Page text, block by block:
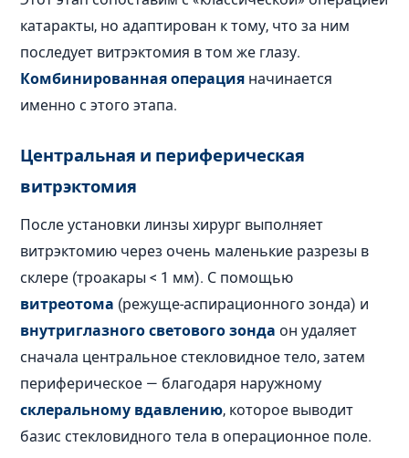
катаракты, но адаптирован к тому, что за ним
последует витрэктомия в том же глазу.
Комбинированная операция начинается
именно с этого этапа.
Центральная и периферическая
витрэктомия
После установки линзы хирург выполняет
витрэктомию через очень маленькие разрезы в
склере (троакары < 1 мм). С помощью
витреотома (режуще-аспирационного зонда) и
внутриглазного светового зонда он удаляет
сначала центральное стекловидное тело, затем
периферическое — благодаря наружному
склеральному вдавлению, которое выводит
базис стекловидного тела в операционное поле.